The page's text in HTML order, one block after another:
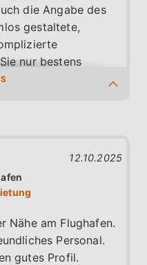
die Angabe des
gestaltete,
nur bestens
12.10.2025
Nähe am Flughafen.
Personal.
gutes Profil.